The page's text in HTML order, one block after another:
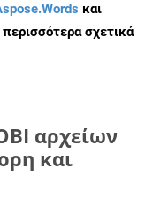
και
σχετικά
αρχείων
και